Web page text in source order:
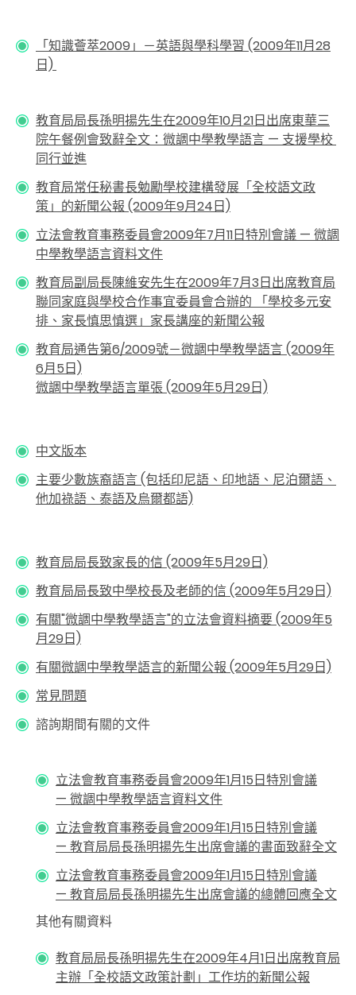
「知識薈萃2009」－英語與學科學習 (2009年11月28
日)
教育局局長孫明揚先生在2009年10月21日出席東華三
院午餐例會致辭全文：微調中學教學語言 — 支援學校
同行並進
教育局常任秘書長勉勵學校建構發展「全校語文政
策」的新聞公報 (2009年9月24日)
立法會教育事務委員會2009年7月11日特別會議 — 微調
中學教學語言資料文件
教育局副局長陳維安先生在2009年7月3日出席教育局
聯同家庭與學校合作事宜委員會合辦的 「學校多元安
排、家長慎思慎選」家長講座的新聞公報
教育局通告第6/2009號－微調中學教學語言 (2009年
6月5日)
微調中學教學語言單張 (2009年5月29日)
中文版本
主要少數族裔語言 (包括印尼語、印地語、尼泊爾語、
他加祿語、泰語及烏爾都語)
教育局局長致家長的信 (2009年5月29日)
教育局局長致中學校長及老師的信 (2009年5月29日)
有關"微調中學教學語言"的立法會資料摘要 (2009年5
月29日)
有關微調中學教學語言的新聞公報 (2009年5月29日)
常見問題
諮詢期間有關的文件
立法會教育事務委員會2009年1月15日特別會議
— 微調中學教學語言資料文件
立法會教育事務委員會2009年1月15日特別會議
— 教育局局長孫明揚先生出席會議的書面致辭全文
立法會教育事務委員會2009年1月15日特別會議
— 教育局局長孫明揚先生出席會議的總體回應全文
其他有關資料
教育局局長孫明揚先生在2009年4月1日出席教育局
主辦「全校語文政策計劃」工作坊的新聞公報